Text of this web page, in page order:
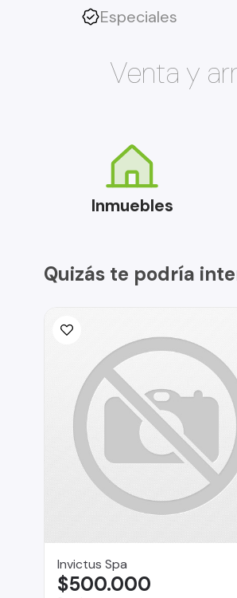
Especiales
Venta y
Inmuebles
Quizás te podría
Invictus Spa
$500.000